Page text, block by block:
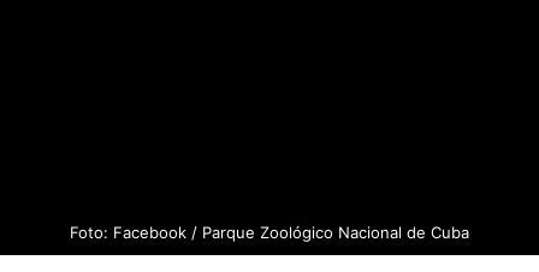
Foto: Facebook / Parque Zoológico Nacional de Cuba